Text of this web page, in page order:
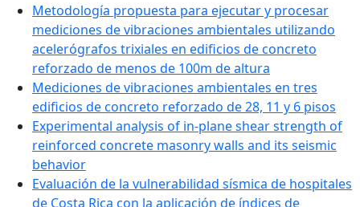
Metodología propuesta para ejecutar y procesar
mediciones de vibraciones ambientales utilizando
acelerógrafos trixiales en edificios de concreto
reforzado de menos de 100m de altura
Mediciones de vibraciones ambientales en tres
edificios de concreto reforzado de 28, 11 y 6 pisos
Experimental analysis of in-plane shear strength of
reinforced concrete masonry walls and its seismic
behavior
Evaluación de la vulnerabilidad sísmica de hospitales
de Costa Rica con la aplicación de índices de